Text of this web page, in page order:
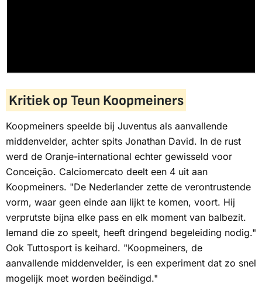
Kritiek op Teun Koopmeiners
Koopmeiners speelde bij Juventus als aanvallende
middenvelder, achter spits Jonathan David. In de rust
werd de Oranje-international echter gewisseld voor
Conceição. Calciomercato deelt een 4 uit aan
Koopmeiners. "De Nederlander zette de verontrustende
vorm, waar geen einde aan lijkt te komen, voort. Hij
verprutste bijna elke pass en elk moment van balbezit.
Iemand die zo speelt, heeft dringend begeleiding nodig."
Ook Tuttosport is keihard. "Koopmeiners, de
aanvallende middenvelder, is een experiment dat zo snel
mogelijk moet worden beëindigd."